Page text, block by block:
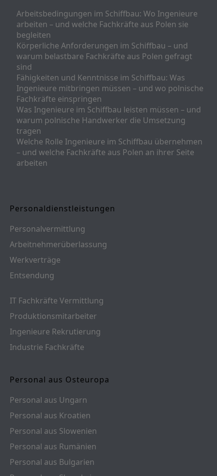
Arbeitsbedingungen im Schiffbau: Wo Ingenieure
arbeiten – und welche Fachkräfte aus Polen sie
begleiten
Körperliche Anforderungen im Schiffbau – und
warum belastbare Fachkräfte aus Polen gefragt
sind
Fähigkeiten und Kenntnisse im Schiffbau: Was
Ingenieure mitbringen müssen – und wo polnische
Fachkräfte einspringen
Was Ingenieure im Schiffbau leisten müssen – und
warum polnische Handwerker die Umsetzung
tragen
Welche Rolle Ingenieure im Schiffbau übernehmen
– und welche Fachkräfte aus Polen an ihrer Seite
arbeiten
Personaldienstleistungen
Personalvermittlung
Arbeitnehmerüberlassung
Werkverträge
Entsendung
IT Fachkräfte Vermittlung
Produktionsmitarbeiter
Ingenieure Rekrutierung
Industrie Fachkräfte
Personal aus Osteuropa
Personal aus Ungarn
Personal aus Kroatien
Personal aus Slowenien
Personal aus Rumänien
Personal aus Bulgarien